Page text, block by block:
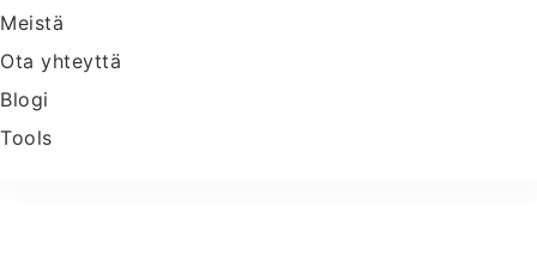
Meistä
Ota yhteyttä
Blogi
Tools